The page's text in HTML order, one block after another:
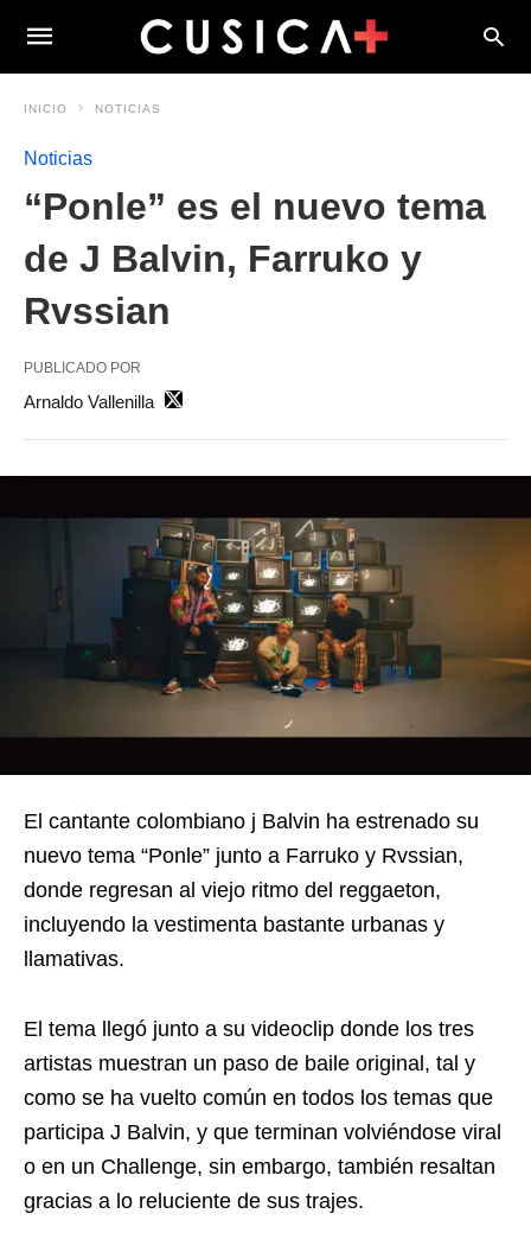
INICIO NOTICIAS
Noticias
“Ponle” es el nuevo tema
de J Balvin, Farruko y
Rvssian
PUBLICADO POR
Arnaldo Vallenilla
El cantante colombiano j Balvin ha estrenado su
nuevo tema “Ponle” junto a Farruko y Rvssian,
donde regresan al viejo ritmo del reggaeton,
incluyendo la vestimenta bastante urbanas y
llamativas.
El tema llegó junto a su videoclip donde los tres
artistas muestran un paso de baile original, tal y
como se ha vuelto común en todos los temas que
participa J Balvin, y que terminan volviéndose viral
o en un Challenge, sin embargo, también resaltan
gracias a lo reluciente de sus trajes.